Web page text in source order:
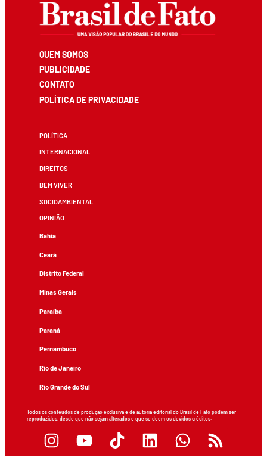
QUEM SOMOS
PUBLICIDADE
CONTATO
POLÍTICA DE PRIVACIDADE
POLÍTICA
INTERNACIONAL
DIREITOS
BEM VIVER
SOCIOAMBIENTAL
OPINIÃO
Bahia
Ceará
Distrito Federal
Minas Gerais
Paraíba
Paraná
Pernambuco
Rio de Janeiro
Rio Grande do Sul
Todos os conteúdos de produção exclusiva e de autoria editorial do Brasil de Fato podem ser
reproduzidos, desde que não sejam alterados e que se deem os devidos créditos.